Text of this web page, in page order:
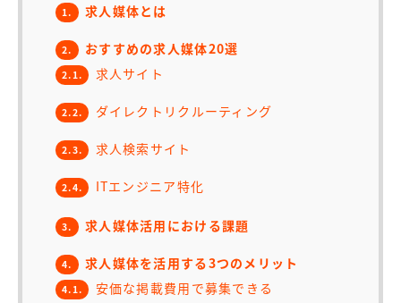
1. 求人媒体とは
2. おすすめの求人媒体20選
2.1. 求人サイト
2.2. ダイレクトリクルーティング
2.3. 求人検索サイト
2.4. ITエンジニア特化
3. 求人媒体活用における課題
4. 求人媒体を活用する3つのメリット
4.1. 安価な掲載費用で募集できる